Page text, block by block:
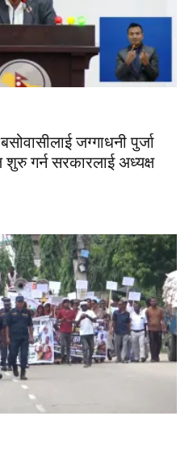
जग्गाधनी पुर्जा
गर्न सरकारलाई अध्यक्ष